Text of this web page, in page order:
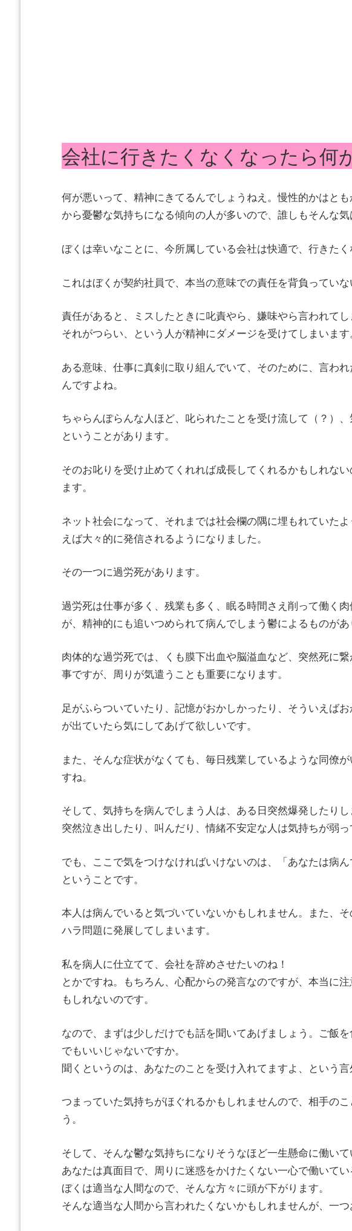
会社に行きたくなくなったら何
何が悪いって、精神にきてるんでしょうねえ。慢性的かはと
から憂鬱な気持ちになる傾向の人が多いので、誰しもそんな気
ぼくは幸いなことに、今所属している会社は快適で、行きたく
これはぼくが契約社員で、本当の意味での責任を背負っていな
責任があると、ミスしたときに叱責やら、嫌味やら言われてし
それがつらい、という人が精神にダメージを受けてしまいます
ある意味、仕事に真剣に取り組んでいて、そのために、言わ
んですよね。
ちゃらんぽらんな人ほど、叱られたことを受け流して（？）
ということがあります。
そのお叱りを受け止めてくれれば成長してくれるかもしれな
ます。
ネット社会になって、それまでは社会欄の隅に埋もれていた
えば大々的に発信されるようになりました。
その一つに過労死があります。
過労死は仕事が多く、残業も多く、眠る時間さえ削って働く
が、精神的にも追いつめられて病んでしまう鬱によるものがあ
肉体的な過労死では、くも膜下出血や脳溢血など、突然死に
事ですが、周りが気遣うことも重要になります。
足がふらついていたり、記憶がおかしかったり、そういえば
が出ていたら気にしてあげて欲しいです。
また、そんな症状がなくても、毎日残業しているような同僚
すね。
そして、気持ちを病んでしまう人は、ある日突然爆発したりし
突然泣き出したり、叫んだり、情緒不安定な人は気持ちが弱っ
でも、ここで気をつけなければいけないのは、「あなたは病
ということです。
本人は病んでいると気づいていないかもしれません。また、
ハラ問題に発展してしまいます。
私を病人に仕立てて、会社を辞めさせたいのね！
とかですね。もちろん、心配からの発言なのですが、本当に
もしれないのです。
なので、まずは少しだけでも話を聞いてあげましょう。ご飯
でもいいじゃないですか。
聞くというのは、あなたのことを受け入れてますよ、という言
つまっていた気持ちがほぐれるかもしれませんので、相手の
う。
そして、そんな鬱な気持ちになりそうなほど一生懸命に働い
あなたは真面目で、周りに迷惑をかけたくない一心で働いてい
ぼくは適当な人間なので、そんな方々に頭が下がります。
そんな適当な人間から言われたくないかもしれませんが、一つ